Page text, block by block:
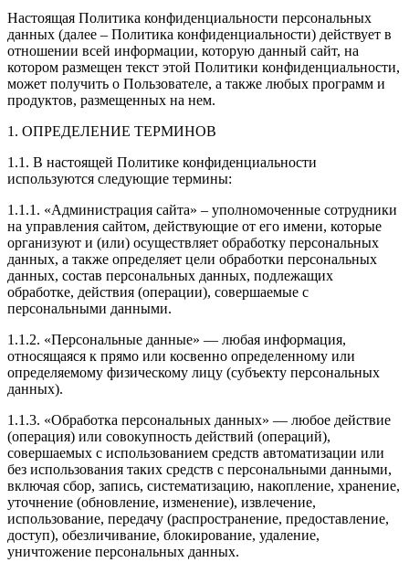
Настоящая Политика конфиденциальности персональных
данных (далее – Политика конфиденциальности) действует в
отношении всей информации, которую данный сайт, на
котором размещен текст этой Политики конфиденциальности,
может получить о Пользователе, а также любых программ и
продуктов, размещенных на нем.
1. ОПРЕДЕЛЕНИЕ ТЕРМИНОВ
1.1. В настоящей Политике конфиденциальности
используются следующие термины:
1.1.1. «Администрация сайта» – уполномоченные сотрудники
на управления сайтом, действующие от его имени, которые
организуют и (или) осуществляет обработку персональных
данных, а также определяет цели обработки персональных
данных, состав персональных данных, подлежащих
обработке, действия (операции), совершаемые с
персональными данными.
1.1.2. «Персональные данные» — любая информация,
относящаяся к прямо или косвенно определенному или
определяемому физическому лицу (субъекту персональных
данных).
1.1.3. «Обработка персональных данных» — любое действие
(операция) или совокупность действий (операций),
совершаемых с использованием средств автоматизации или
без использования таких средств с персональными данными,
включая сбор, запись, систематизацию, накопление, хранение,
уточнение (обновление, изменение), извлечение,
использование, передачу (распространение, предоставление,
доступ), обезличивание, блокирование, удаление,
уничтожение персональных данных.